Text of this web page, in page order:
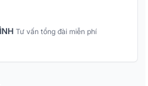
Tư vấn tổng đài miễn phí